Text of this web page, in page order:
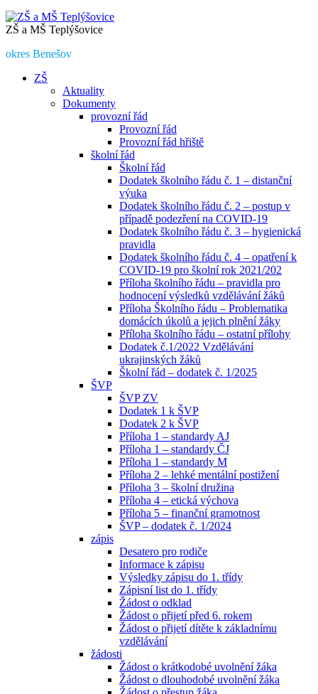
ZŠ a MŠ Teplýšovice
okres Benešov
ZŠ
Aktuality
Dokumenty
provozní řád
Provozní řád
Provozní řád hřiště
školní řád
Školní řád
Dodatek školního řádu č. 1 – distanční
výuka
Dodatek školního řádu č. 2 – postup v
případě podezření na COVID-19
Dodatek školního řádu č. 3 – hygienická
pravidla
Dodatek školního řádu č. 4 – opatření k
COVID-19 pro školní rok 2021/202
Příloha školního řádu – pravidla pro
hodnocení výsledků vzdělávání žáků
Příloha Školního řádu – Problematika
domácích úkolů a jejich plnění žáky
Příloha školního řádu – ostatní přílohy
Dodatek č.1/2022 Vzdělávání
ukrajinských žáků
Školní řád – dodatek č. 1/2025
ŠVP
ŠVP ZV
Dodatek 1 k ŠVP
Dodatek 2 k ŠVP
Příloha 1 – standardy AJ
Příloha 1 – standardy ČJ
Příloha 1 – standardy M
Příloha 2 – lehké mentální postižení
Příloha 3 – školní družina
Příloha 4 – etická výchova
Příloha 5 – finanční gramotnost
ŠVP – dodatek č. 1/2024
zápis
Desatero pro rodiče
Informace k zápisu
Výsledky zápisu do 1. třídy
Zápisní list do 1. třídy
Žádost o odklad
Žádost o přijetí před 6. rokem
Žádost o přijetí dítěte k základnímu
vzdělávání
žádosti
Žádost o krátkodobé uvolnění žáka
Žádost o dlouhodobé uvolnění žáka